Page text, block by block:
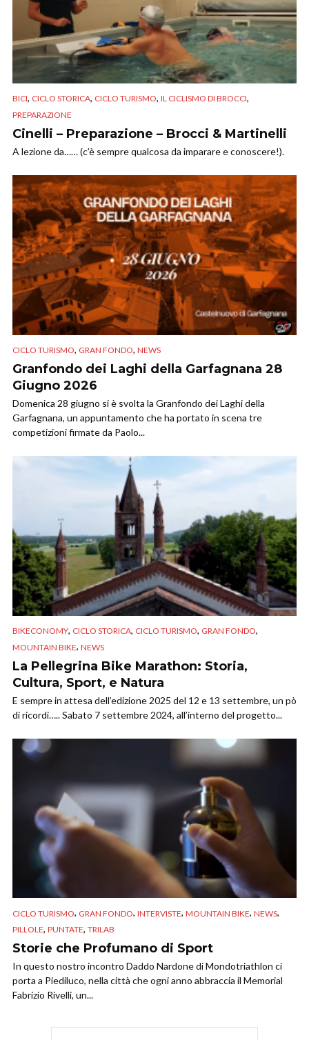
BICI, CICLO STORICA, CICLO TURISMO, IL CICLISMO DI BROCCI,
PREPARAZIONE
Cinelli – Preparazione – Brocci & Martinelli
A lezione da…… (c’è sempre qualcosa da imparare e conoscere!).
CICLO TURISMO, GRAN FONDO, NEWS
Granfondo dei Laghi della Garfagnana 28
Giugno 2026
Domenica 28 giugno si è svolta la Granfondo dei Laghi della
Garfagnana, un appuntamento che ha portato in scena tre
competizioni firmate da Paolo...
BIKECONOMY, CICLO STORICA, CICLO TURISMO, GRAN FONDO,
MOUNTAIN BIKE, NEWS
La Pellegrina Bike Marathon: Storia,
Cultura, Sport, e Natura
E sempre in attesa dell’edizione 2025 del 12 e 13 settembre, un pò
di ricordi….. Sabato 7 settembre 2024, all’interno del progetto...
CICLO TURISMO, GRAN FONDO, INTERVISTE, MOUNTAIN BIKE, NEWS,
PILLOLE, PUNTATE, TRILAB
Storie che Profumano di Sport
In questo nostro incontro Daddo Nardone di Mondotriathlon ci
porta a Piediluco, nella città che ogni anno abbraccia il Memorial
Fabrizio Rivelli, un...